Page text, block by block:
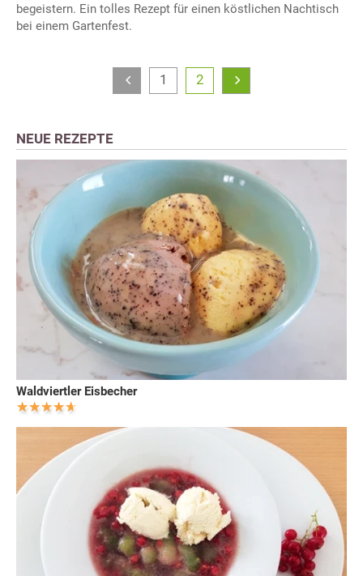
begeistern. Ein tolles Rezept für einen köstlichen Nachtisch
bei einem Gartenfest.
1 2
NEUE REZEPTE
Waldviertler Eisbecher